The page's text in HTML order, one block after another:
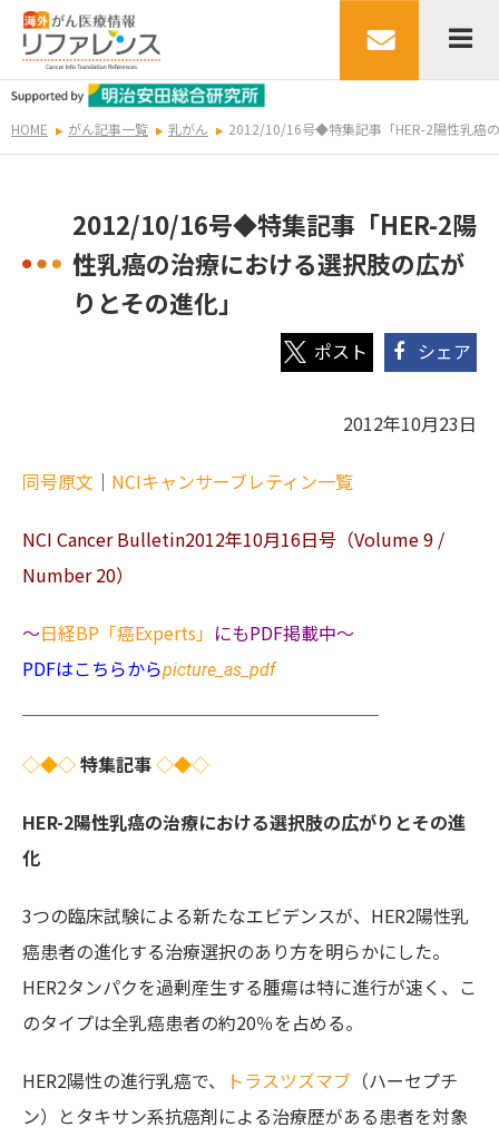
HOME がん記事一覧 乳がん 2012/10/16号◆特集記事「HER-2陽性乳癌
2012/10/16号◆特集記事「HER-2陽
性乳癌の治療における選択肢の広が
りとその進化」
シェア
2012年10月23日
同号原文 ｜ NCIキャンサーブレティン一覧
NCI Cancer Bulletin2012年10月16日号（Volume 9 /
Number 20）
～日経BP「癌Experts」 にもPDF掲載中～
PDFはこちらからpicture_as_pdf
◇◆◇特集記事◇◆◇
HER-2陽性乳癌の治療における選択肢の広がりとその進
化
3つの臨床試験による新たなエビデンスが、HER2陽性乳
癌患者の進化する治療選択のあり方を明らかにした。
HER2タンパクを過剰産生する腫瘍は特に進行が速く、こ
のタイプは全乳癌患者の約20％を占める。
HER2陽性の進行乳癌で、 トラスツズマブ （ハーセプチ
ン）とタキサン系抗癌剤による治療歴がある患者を対象